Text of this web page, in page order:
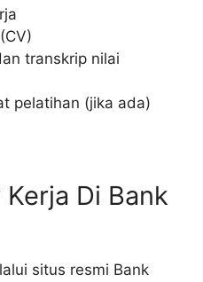
transkrip nilai
pelatihan (jika ada)
Di Bank
situs resmi Bank